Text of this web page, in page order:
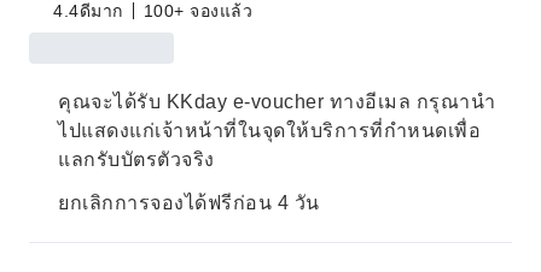
4.4ดีมาก 100+ จองแล้ว
คุณจะได้รับ KKday e-voucher ทางอีเมล กรุณานำ
ไปแสดงแก่เจ้าหน้าที่ในจุดให้บริการที่กำหนดเพื่อ
แลกรับบัตรตัวจริง
ยกเลิกการจองได้ฟรีก่อน 4 วัน